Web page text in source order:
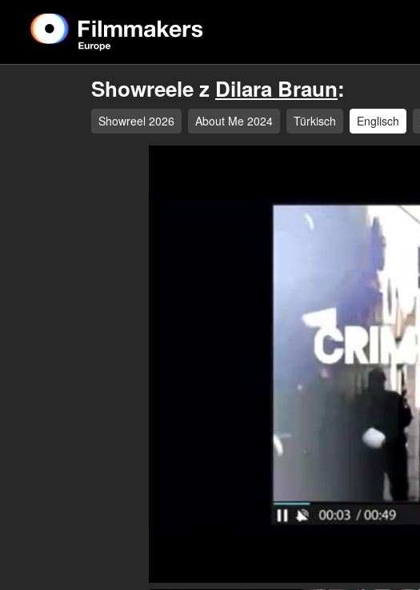
Showreele z Dilara Braun:
Showreel 2026 About Me 2024 Türkisch Englisch